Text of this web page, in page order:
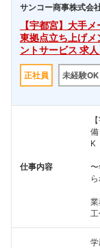
サンコー商事株式会
【宇都宮】大手
東拠点立ち上げ
ントサービス 求人
正社員 未経験OK
仕事内容
K
業